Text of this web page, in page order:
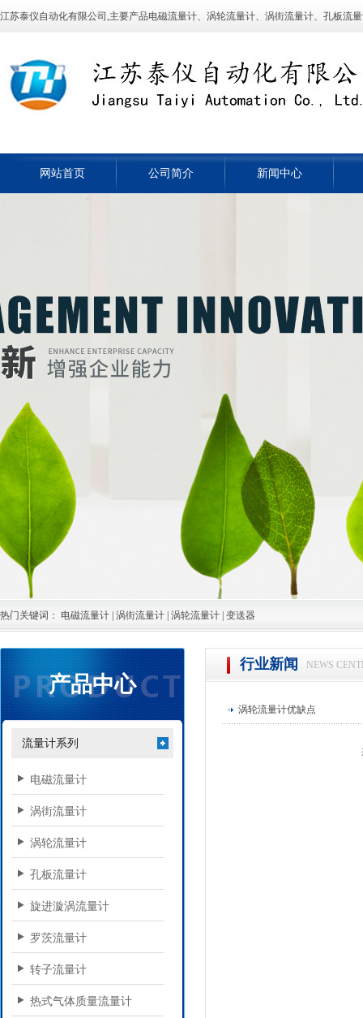
江苏泰仪自动化有限公司,主要产品电磁流量计、涡轮流量计、涡街流量计、孔板流
网站首页 公司简介 新闻中心
热门关键词： 电磁流量计 涡街流量计 涡轮流量计 变送器
产品中心
流量计系列
电磁流量计
涡街流量计
涡轮流量计
孔板流量计
旋进漩涡流量计
罗茨流量计
转子流量计
热式气体质量流量计
行业新闻 NEWS
涡轮流量计优缺点